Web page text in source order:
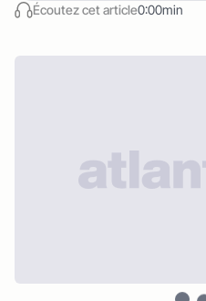
Écoutez cet article0:00min